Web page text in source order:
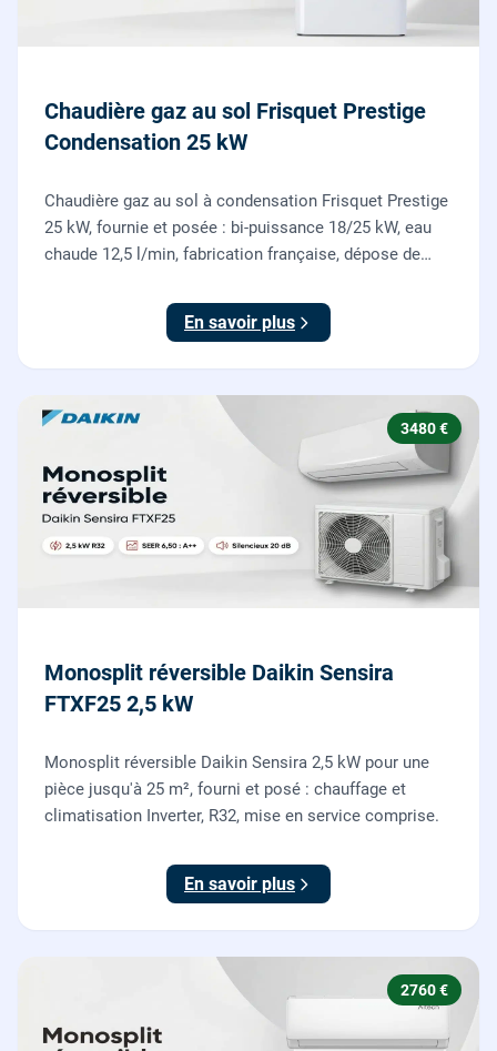
Chaudière gaz au sol Frisquet Prestige
Condensation 25 kW
Chaudière gaz au sol à condensation Frisquet Prestige
25 kW, fournie et posée : bi-puissance 18/25 kW, eau
chaude 12,5 l/min, fabrication française, dépose de
En savoir plus
3480 €
Monosplit réversible Daikin Sensira
FTXF25 2,5 kW
Monosplit réversible Daikin Sensira 2,5 kW pour une
pièce jusqu'à 25 m², fourni et posé : chauffage et
climatisation Inverter, R32, mise en service comprise.
En savoir plus
2760 €